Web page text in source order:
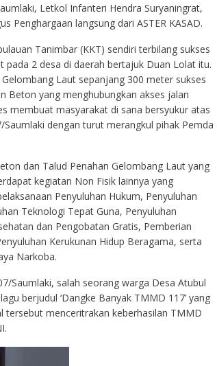
Letkol Infanteri Hendra Suryaningrat,
Penghargaan langsung dari ASTER KASAD.
Tanimbar (KKT) sendiri terbilang sukses
2 desa di daerah bertajuk Duan Lolat itu.
Laut sepanjang 300 meter sukses
Beton yang menghubungkan akses jalan
membuat masyarakat di sana bersyukur atas
dengan turut merangkul pihak Pemda
dan Talud Penahan Gelombang Laut yang
kegiatan Non Fisik lainnya yang
Penyuluhan Hukum, Penyuluhan
Teknologi Tepat Guna, Penyuluhan
dan Pengobatan Gratis, Pemberian
Kerukunan Hidup Beragama, serta
Narkoba.
Saumlaki, salah seorang warga Desa Atubul
berjudul ‘Dangke Banyak TMMD 117’ yang
tersebut menceritrakan keberhasilan TMMD